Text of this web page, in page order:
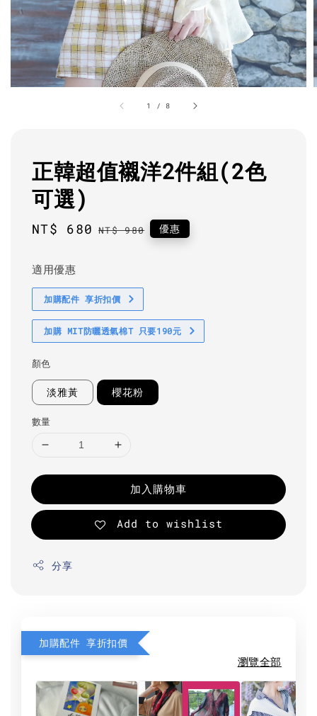
1 / 8
正韓超值襯洋2件組(2色
可選)
Sale
NT$ 680 Regular
NT$ 980 優惠
適用優惠
加購配件 享折扣價
加購 MIT防曬透氣棉T 只要190元
顏色
淡雅黃 櫻花粉
數量
加入購物車
Add to wishlist
分享
加購配件 享折扣價
瀏覽全部